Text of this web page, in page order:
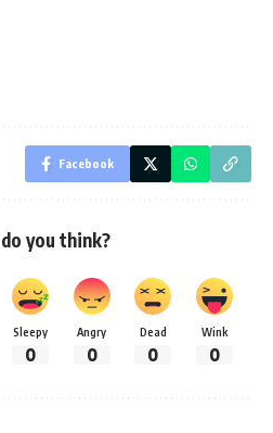
Facebook
you think?
Sleepy
0
Angry
0
Dead
0
Wink
0